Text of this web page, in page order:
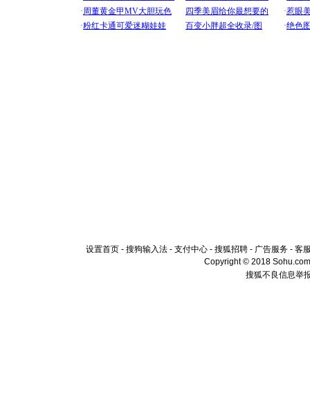
设置首页 - 搜狗输入法 - 支付中心 - 搜狐招聘 - 广告服务 - 客
Copyright © 2018
搜狐不良信息举